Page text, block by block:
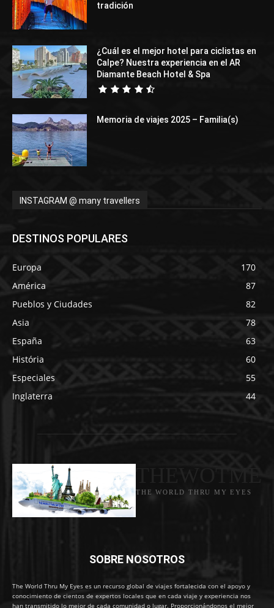
tradición
¿Cuál es el mejor hotel para ciclistas en
Calpe? Nuestra experiencia en el AR
Diamante Beach Hotel & Spa
Memoria de viajes 2025 – Familia(s)
INSTAGRAM @ many travellers
DESTINOS POPULARES
Europa
170
América
87
Pueblos y Ciudades
82
Asia
78
España
63
História
60
Especiales
55
Inglaterra
44
THE WORLD THRU MY EYES
SOBRE NOSOTROS
The World Thru My Eyes es un recurso global de viajes fortalecida con el apoyo y
conocimiento de cientos de expertos locales que en cada viaje y experiencia nos
han transmitido lo mejor de cada comunidad o lugar. Proporcionándonos el mejor